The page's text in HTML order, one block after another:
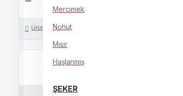
Mercimek
Nohut
Mısır
Haşlanmış
ŞEKER
Ürün İçin Soru Sor